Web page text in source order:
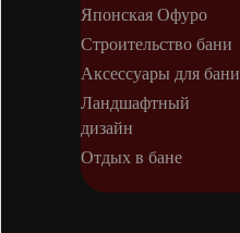
Японская Офуро
Строительство бани
Аксессуары для бани
Ландшафтный
дизайн
Отдых в бане